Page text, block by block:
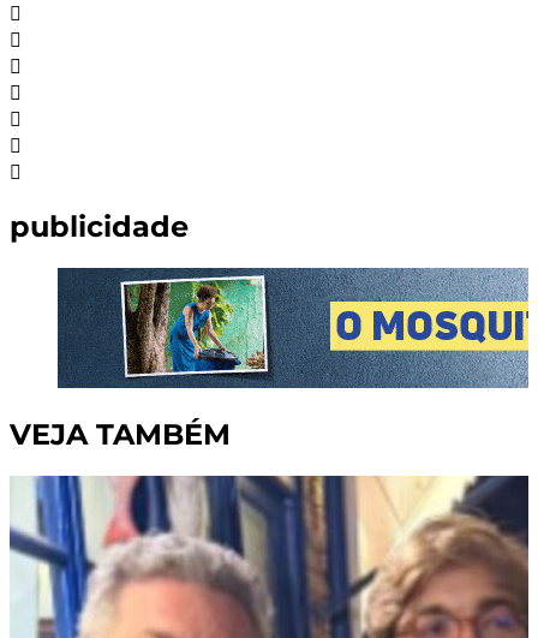
publicidade
VEJA TAMBÉM